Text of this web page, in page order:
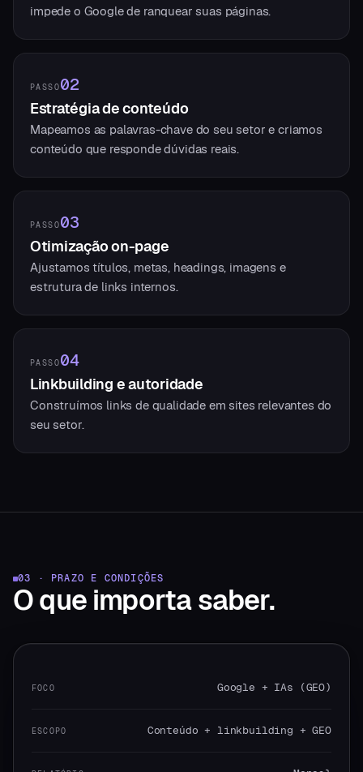
impede o Google de ranquear suas páginas.
PASSO02
Estratégia de conteúdo
Mapeamos as palavras-chave do seu setor e criamos
conteúdo que responde dúvidas reais.
PASSO03
Otimização on-page
Ajustamos títulos, metas, headings, imagens e
estrutura de links internos.
PASSO04
Linkbuilding e autoridade
Construímos links de qualidade em sites relevantes do
seu setor.
03 · PRAZO E CONDIÇÕES
O que importa saber.
FOCO Google + IAs (GEO)
ESCOPO Conteúdo + linkbuilding + GEO